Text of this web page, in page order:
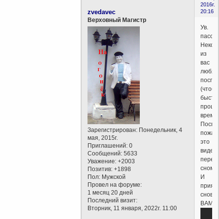
2016г.
20:16
zvedavec
Верховный Магистр
Зарегистрирован: Понедельник, 4
мая, 2015г.
Приглашений: 0
Сообщений: 5633
Уважение: +2003
Позитив: +1898
Пол: Мужской
Провел на форуме:
1 месяц 20 дней
Последний визит:
Вторник, 11 января, 2022г. 11:00
Ув.
из
вас
любят
(чтобы
время)
это
видео
перед
сном.
И
снов
ВАМ!